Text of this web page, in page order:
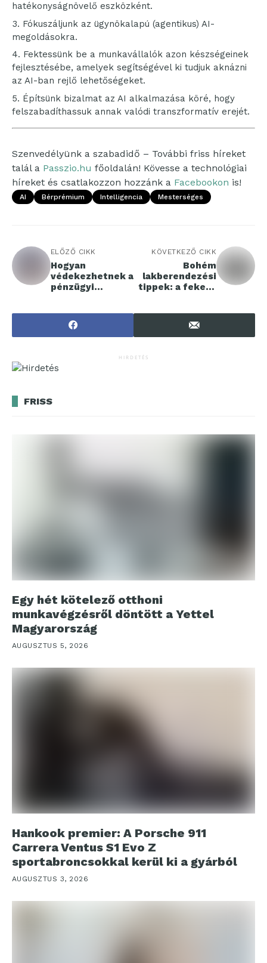
hatékonyságnövelő eszközként.
Fókuszáljunk az ügynökalapú (agentikus) AI-
megoldásokra.
Fektessünk be a munkavállalók azon készségeinek
fejlesztésébe, amelyek segítségével ki tudjuk aknázni
az AI-ban rejlő lehetőségeket.
Építsünk bizalmat az AI alkalmazása köré, hogy
felszabadíthassuk annak valódi transzformatív erejét.
Szenvedélyünk a szabadidő – További friss híreket
talál a Passzio.hu főoldalán! Kövesse a technológiai
híreket és csatlakozzon hozzánk a Facebookon is!
AI Bérprémium Intelligencia Mesterséges
ELŐZŐ CIKK
Hogyan
védekezhetnek a
pénzügyi
ellen?
KÖVETKEZŐ CIKK
Bohém
lakberendezési
tippek: a fekete
HIRDETÉS
FRISS
Egy hét kötelező otthoni
munkavégzésről döntött a Yettel
Magyarország
AUGUSZTUS 5, 2026
Hankook premier: A Porsche 911
Carrera Ventus S1 Evo Z
sportabroncsokkal kerül ki a gyárból
AUGUSZTUS 3, 2026